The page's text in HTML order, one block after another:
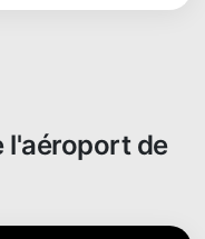
l'aéroport de